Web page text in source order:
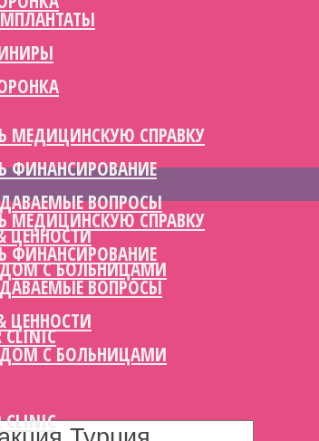
МЕДИЦИНСКУЮ СПРАВКУ
ФИНАНСИРОВАНИЕ
ВОПРОСЫ
ЦЕННОСТИ
С БОЛЬНИЦАМИ
CLINIC
МЕДИЦИНСКУЮ СПРАВКУ
ФИНАНСИРОВАНИЕ
ВОПРОСЫ
ЦЕННОСТИ
С БОЛЬНИЦАМИ
CLINIC